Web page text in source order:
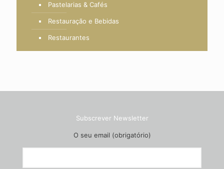
Pastelarias & Cafés
Restauração e Bebidas
Restaurantes
Subscrever Newsletter
O seu email (obrigatório)